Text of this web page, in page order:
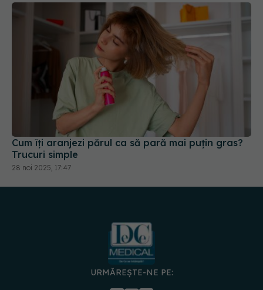
Cum îți aranjezi părul ca să pară mai puțin gras?
Trucuri simple
URMĂREȘTE-NE PE:
DESCARCĂ APLICAȚIA